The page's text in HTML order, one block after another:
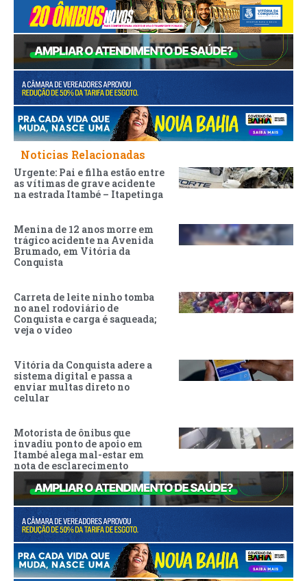
Noticias Relacionadas
Urgente: Pai e filha estão entre
as vítimas de grave acidente
na estrada Itambé – Itapetinga
Menina de 12 anos morre em
trágico acidente na Avenida
Brumado, em Vitória da
Conquista
Carreta de leite ninho tomba
no anel rodoviário de
Conquista e carga é saqueada;
veja o vídeo
Vitória da Conquista adere a
sistema digital e passa a
enviar multas direto no
celular
Motorista de ônibus que
invadiu ponto de apoio em
Itambé alega mal-estar em
nota de esclarecimento